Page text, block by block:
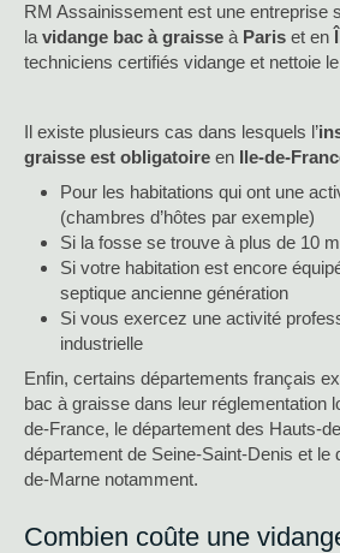
RM Assainissement est une entreprise
la vidange bac à graisse à Paris et en
techniciens certifiés vidange et nettoie le
Il existe plusieurs cas dans lesquels l’
graisse est obligatoire en Ile-de-
Pour les habitations qui ont une
(chambres d’hôtes par exemple)
Si la fosse se trouve à plus de 10
Si votre habitation est encore
septique ancienne génération
Si vous exercez une activité
industrielle
Enfin, certains départements français
bac à graisse dans leur réglementation
de-France, le département des Hauts-
département de Seine-Saint-Denis et le
de-Marne notamment.
Combien coûte une